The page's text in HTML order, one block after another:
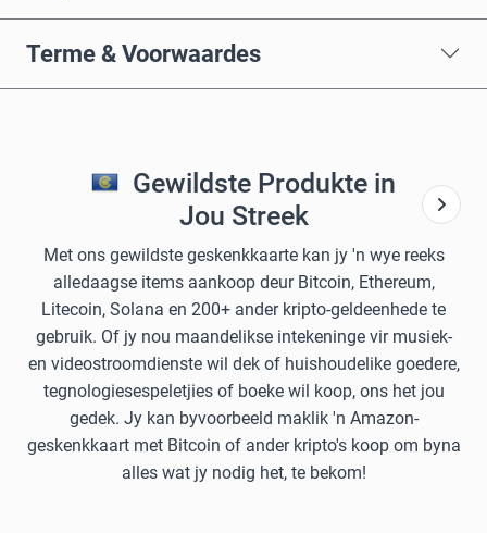
Terme & Voorwaardes
Gewildste Produkte in
Jou Streek
Met ons gewildste geskenkkaarte kan jy 'n wye reeks
alledaagse items aankoop deur Bitcoin, Ethereum,
Litecoin, Solana en 200+ ander kripto-geldeenhede te
gebruik. Of jy nou maandelikse intekeninge vir musiek-
en videostroomdienste wil dek of huishoudelike goedere,
tegnologiesespeletjies of boeke wil koop, ons het jou
gedek. Jy kan byvoorbeeld maklik 'n Amazon-
geskenkkaart met Bitcoin of ander kripto's koop om byna
alles wat jy nodig het, te bekom!